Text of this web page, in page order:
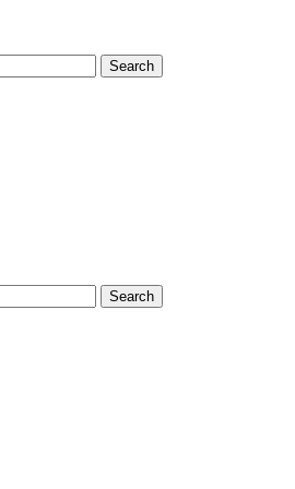
Search
Search